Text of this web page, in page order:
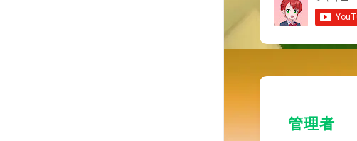
管理者